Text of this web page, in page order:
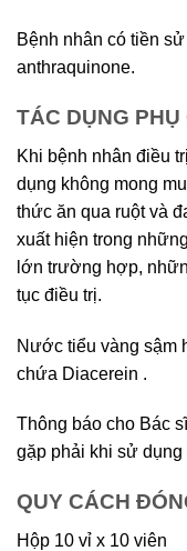
Bệnh nhân có tiền
anthraquinone.
TÁC DỤNG
Khi bệnh nhân điều
dụng không mong
thức ăn qua ruột và
xuất hiện trong
lớn trường hợp,
tục điều trị.
Nước tiểu vàng sậm
chứa Diacerein .
Thông báo cho Bác
gặp phải khi sử dụng
QUY CÁCH
Hộp 10 vỉ x 10 viên